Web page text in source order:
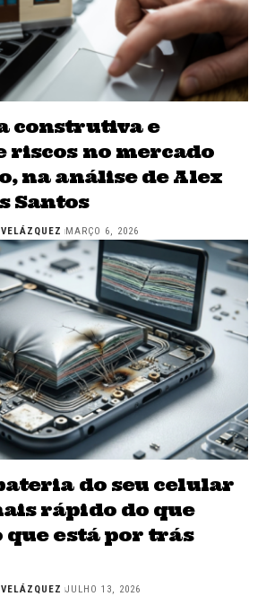
construtiva e
riscos no mercado
na análise de Alex
Santos
MARÇO 6, 2026
do seu celular
rápido do que
que está por trás
JULHO 13, 2026